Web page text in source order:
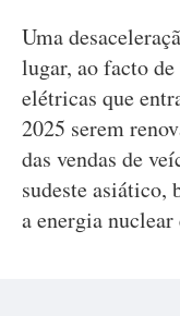
Uma
lugar, ao facto de
elétricas que
2025 serem
das vendas de
sudeste asiático,
a energia nuclear